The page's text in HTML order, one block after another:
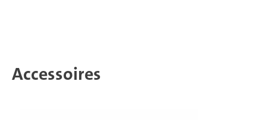
Accessoires